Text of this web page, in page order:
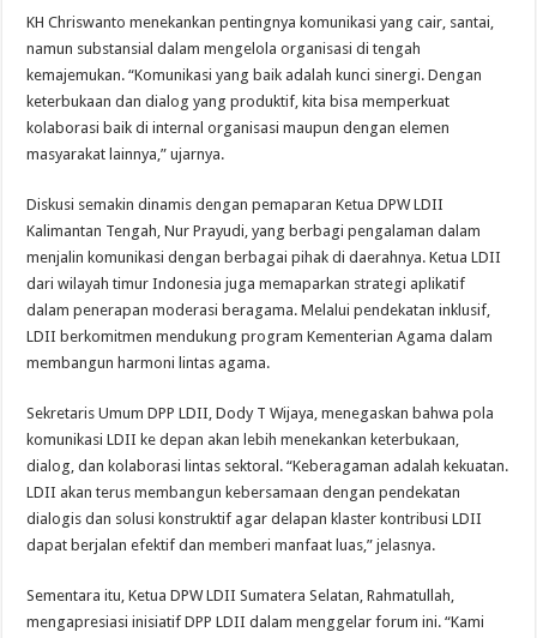
KH Chriswanto menekankan pentingnya komunikasi yang cair, santai,
namun substansial dalam mengelola organisasi di tengah
kemajemukan. “Komunikasi yang baik adalah kunci sinergi. Dengan
keterbukaan dan dialog yang produktif, kita bisa memperkuat
kolaborasi baik di internal organisasi maupun dengan elemen
masyarakat lainnya,” ujarnya.
Diskusi semakin dinamis dengan pemaparan Ketua DPW LDII
Kalimantan Tengah, Nur Prayudi, yang berbagi pengalaman dalam
menjalin komunikasi dengan berbagai pihak di daerahnya. Ketua LDII
dari wilayah timur Indonesia juga memaparkan strategi aplikatif
dalam penerapan moderasi beragama. Melalui pendekatan inklusif,
LDII berkomitmen mendukung program Kementerian Agama dalam
membangun harmoni lintas agama.
Sekretaris Umum DPP LDII, Dody T Wijaya, menegaskan bahwa pola
komunikasi LDII ke depan akan lebih menekankan keterbukaan,
dialog, dan kolaborasi lintas sektoral. “Keberagaman adalah kekuatan.
LDII akan terus membangun kebersamaan dengan pendekatan
dialogis dan solusi konstruktif agar delapan klaster kontribusi LDII
dapat berjalan efektif dan memberi manfaat luas,” jelasnya.
Sementara itu, Ketua DPW LDII Sumatera Selatan, Rahmatullah,
mengapresiasi inisiatif DPP LDII dalam menggelar forum ini. “Kami